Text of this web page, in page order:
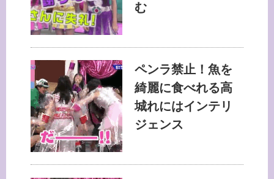
む
ペンラ禁止！魚を
綺麗に食べれる高
城れにはインテリ
ジェンス